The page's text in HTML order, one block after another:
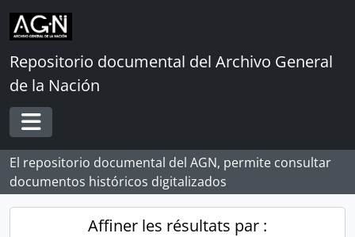
Skip to main content
Repositorio documental del Archivo General
de la Nación
Toggle navigation
El repositorio documental del AGN, permite consultar
documentos históricos digitalizados
Affiner les résultats par :